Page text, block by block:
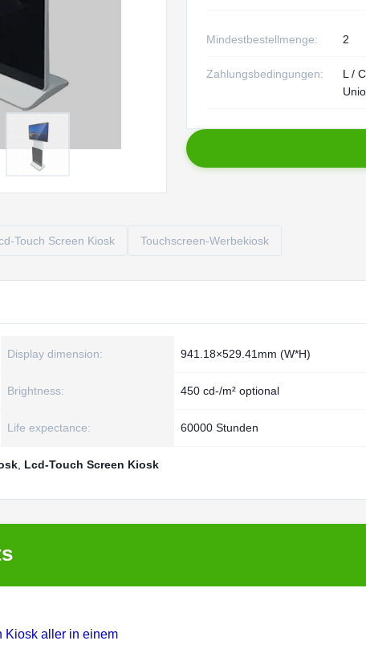
Mindestbestellmenge: 2
Zahlungsbedingungen:
L /
Touch Screen Kiosk Touchscreen-Werbekiosk
Display dimension: 941.18×529.41mm (W*H)
Brightness: 450 cd-/m² optional
Life expectance: 60000 Stunden
Lcd-Touch Screen Kiosk
Kiosk aller in einem